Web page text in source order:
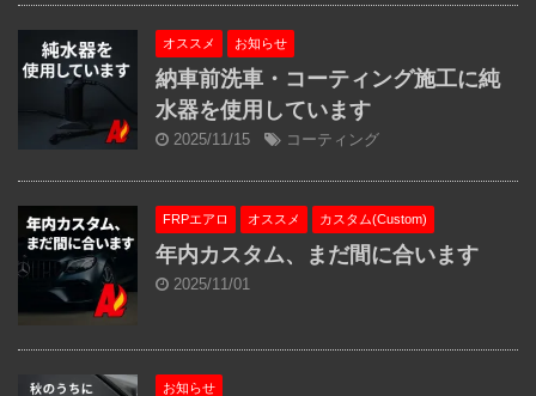
オススメ お知らせ
納車前洗車・コーティング施工に純
水器を使用しています
2025/11/15 コーティング
FRPエアロ オススメ カスタム(Custom)
年内カスタム、まだ間に合います
2025/11/01
お知らせ